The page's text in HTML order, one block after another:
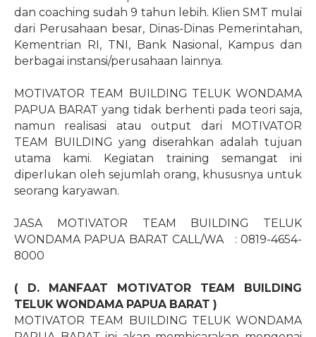
dan coaching sudah 9 tahun lebih. Klien SMT mulai
dari Perusahaan besar, Dinas-Dinas Pemerintahan,
Kementrian RI, TNI, Bank Nasional, Kampus dan
berbagai instansi/perusahaan lainnya.
MOTIVATOR TEAM BUILDING TELUK WONDAMA
PAPUA BARAT yang tidak berhenti pada teori saja,
namun realisasi atau output dari MOTIVATOR
TEAM BUILDING yang diserahkan adalah tujuan
utama kami. Kegiatan training semangat ini
diperlukan oleh sejumlah orang, khususnya untuk
seorang karyawan.
JASA MOTIVATOR TEAM BUILDING TELUK
WONDAMA PAPUA BARAT CALL/WA
: 0819-4654-
8000
( D. MANFAAT MOTIVATOR TEAM BUILDING
TELUK WONDAMA PAPUA BARAT )
MOTIVATOR TEAM BUILDING TELUK WONDAMA